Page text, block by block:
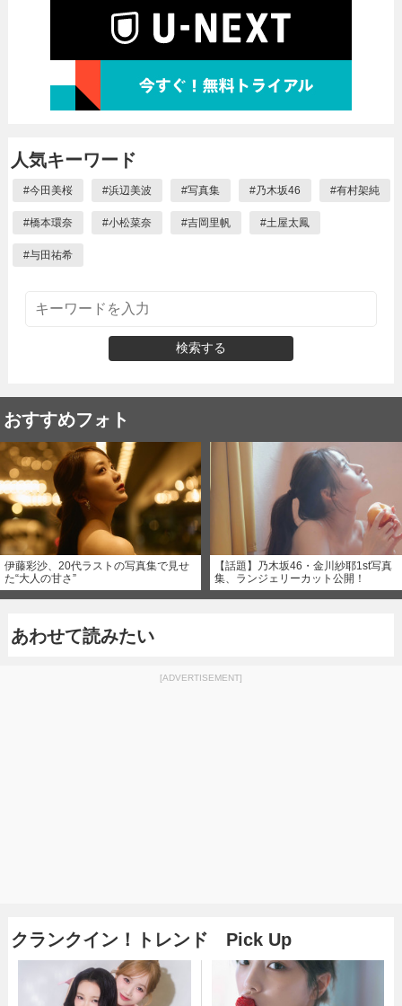
人気キーワード
#今田美桜 #浜辺美波 #写真集 #乃木坂46 #有村架純
#橋本環奈 #小松菜奈 #吉岡里帆 #土屋太鳳
#与田祐希
検索する
おすすめフォト
伊藤彩沙、20代ラストの写真集で見せ
た“大人の甘さ”
【話題】乃木坂46・金川紗耶1st写真
集、ランジェリーカット公開！
あわせて読みたい
[ADVERTISEMENT]
クランクイン！トレンド Pick Up